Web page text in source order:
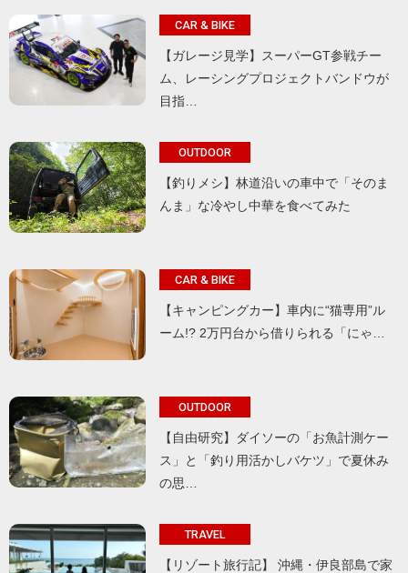
CAR & BIKE
【ガレージ見学】スーパーGT参戦チー
ム、レーシングプロジェクトバンドウが
目指…
OUTDOOR
【釣りメシ】林道沿いの車中で「そのま
んま」な冷やし中華を食べてみた
CAR & BIKE
【キャンピングカー】車内に“猫専用”ル
ーム!? 2万円台から借りられる「にゃ…
OUTDOOR
【自由研究】ダイソーの「お魚計測ケー
ス」と「釣り用活かしバケツ」で夏休み
の思…
TRAVEL
【リゾート旅行記】 沖縄・伊良部島で家